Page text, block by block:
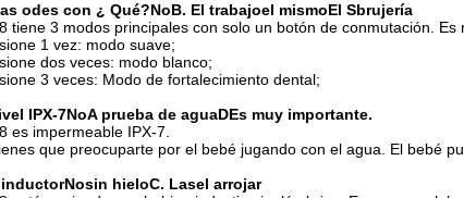
odes con ¿ Qué?NoB. El trabajoel mismoEl Sbrujería
tiene 3 modos principales con solo un botón de conmutación.
1 vez: modo suave;
dos veces: modo blanco;
3 veces: Modo de fortalecimiento dental;
IPX-7NoA prueba de aguaDEs muy importante.
es impermeable IPX-7.
que preocuparte por el bebé jugando con el agua. El bebé
inductorNosin hieloC. Lasel arrojar